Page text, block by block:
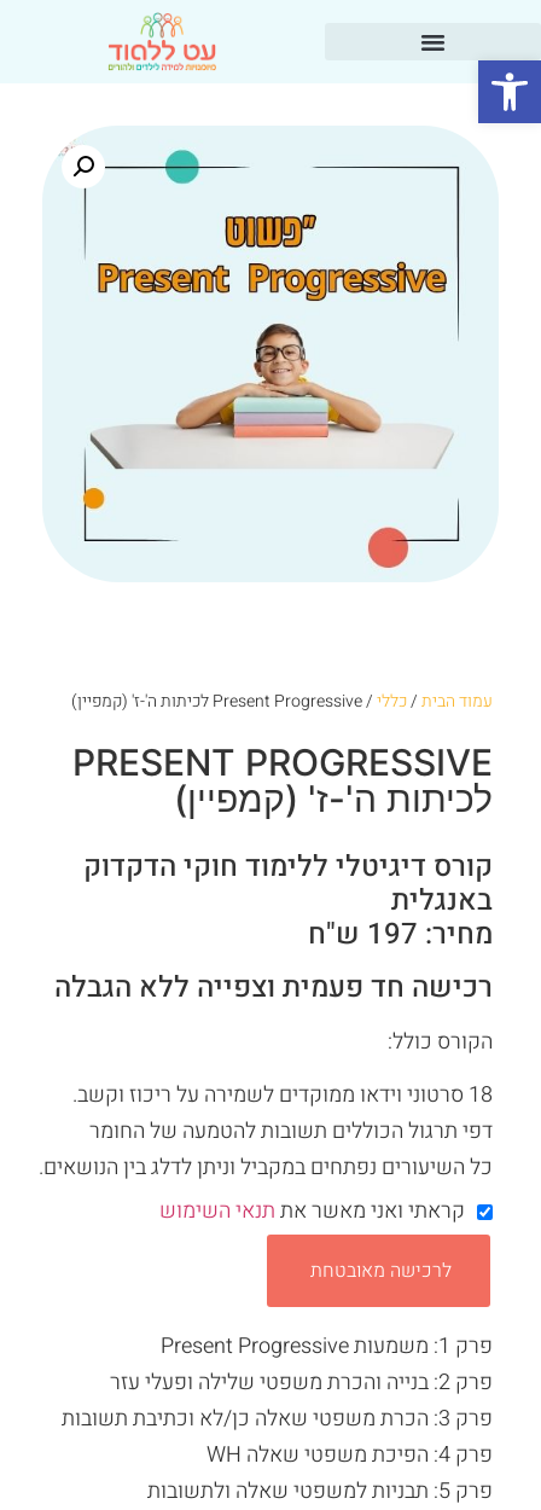
פתח סרגל נגישות
עמוד הבית/כללי/ Present Progressive לכיתות ה'-ז' (קמפיין)
PRESENT PROGRESSIVE
לכיתות ה'-ז' (קמפיין)
קורס דיגיטלי ללימוד חוקי הדקדוק
באנגלית
מחיר: 197 ש"ח
רכישה חד פעמית וצפייה ללא הגבלה
הקורס כולל:
18 סרטוני וידאו ממוקדים לשמירה על ריכוז וקשב.
דפי תרגול הכוללים תשובות להטמעה של החומר
כל השיעורים נפתחים במקביל וניתן לדלג בין הנושאים.
קראתי ואני מאשר אתתנאי השימוש
לרכישה מאובטחת
פרק 1: משמעות Present Progressive
פרק 2: בנייה והכרת משפטי שלילה ופעלי עזר
פרק 3: הכרת משפטי שאלה כן/לא וכתיבת תשובות
פרק 4: הפיכת משפטי שאלה WH
פרק 5: תבניות למשפטי שאלה ולתשובות